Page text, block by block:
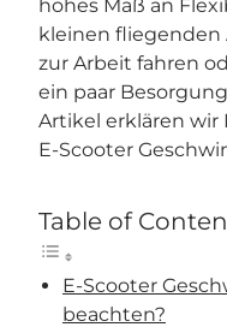
hohes Maß an
kleinen fliegenden
zur Arbeit fahren
ein paar
Artikel erklären wir
E-Scooter
Table of
E-Scooter
beachten?